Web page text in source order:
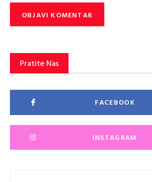
Pratite Nas
FACEBOOK
INSTAGRAM